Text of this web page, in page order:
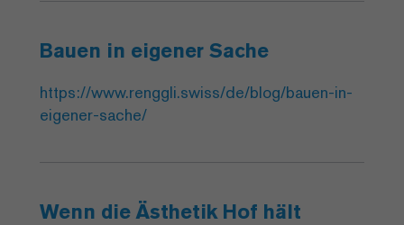
Bauen in eigener Sache
https://www.renggli.swiss/de/blog/bauen-in-
eigener-sache/
Wenn die Ästhetik Hof hält